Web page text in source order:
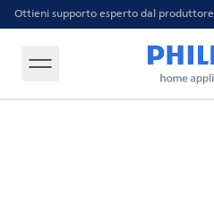
Ottieni supporto esperto dal produttore